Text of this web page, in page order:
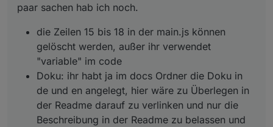
paar sachen hab ich noch.
die Zeilen 15 bis 18 in der main.js können
gelöscht werden, außer ihr verwendet
"variable" im code
Doku: ihr habt ja im docs Ordner die Doku in
de und en angelegt, hier wäre zu Überlegen in
der Readme darauf zu verlinken und nur die
Beschreibung in der Readme zu belassen und